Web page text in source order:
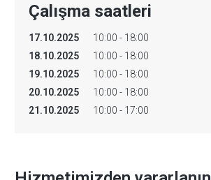
Çalışma saatleri
17.10.2025
10:00 - 18:00
18.10.2025
10:00 - 18:00
19.10.2025
10:00 - 18:00
20.10.2025
10:00 - 18:00
21.10.2025
10:00 - 17:00